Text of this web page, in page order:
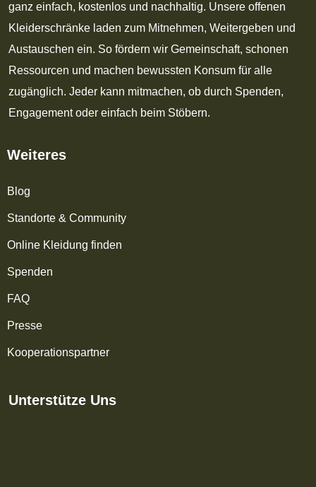
ganz einfach, kostenlos und nachhaltig. Unsere offenen
Kleiderschränke laden zum Mitnehmen, Weitergeben und
Austauschen ein. So fördern wir Gemeinschaft, schonen
Ressourcen und machen bewussten Konsum für alle
zugänglich. Jeder kann mitmachen, ob durch Spenden,
Engagement oder einfach beim Stöbern.
Weiteres
Blog
Standorte & Community
Online Kleidung finden
Spenden
FAQ
Presse
Kooperationspartner
Unterstütze Uns